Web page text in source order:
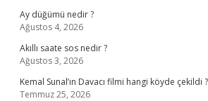
Ay düğümü nedir ?
Ağustos 4, 2026
Akıllı saate sos nedir ?
Ağustos 3, 2026
Kemal Sunal’ın Davacı filmi hangi köyde çekildi ?
Temmuz 25, 2026